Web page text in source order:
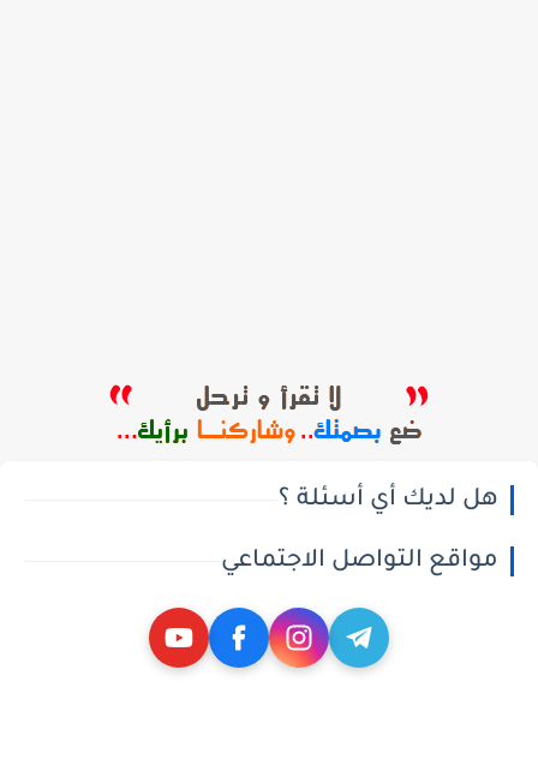
هل لديك أي أسئلة ؟
مواقع التواصل الاجتماعي